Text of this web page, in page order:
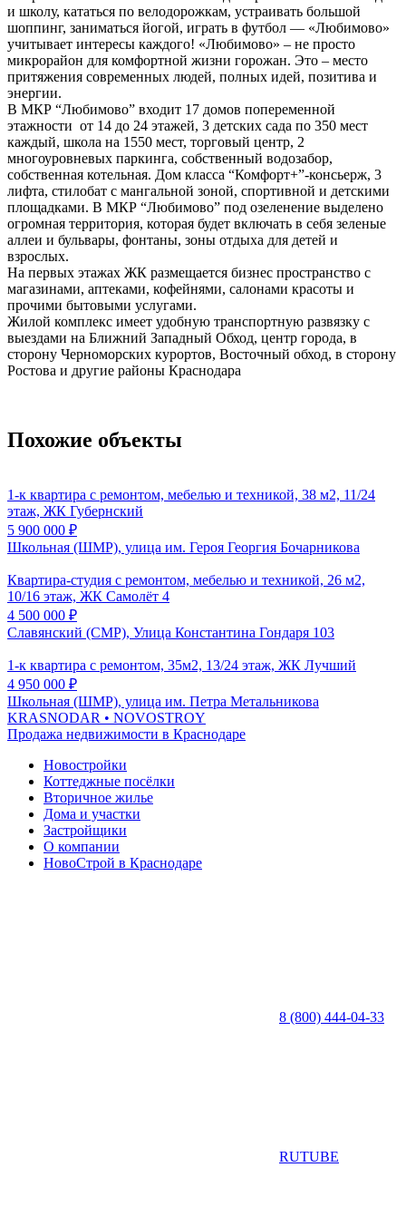
и школу, кататься по велодорожкам, устраивать большой
шоппинг, заниматься йогой, играть в футбол — «Любимово»
учитывает интересы каждого! «Любимово» – не просто
микрорайон для комфортной жизни горожан. Это – место
притяжения современных людей, полных идей, позитива и
энергии.
В МКР “Любимово” входит 17 домов попеременной
этажности от 14 до 24 этажей, 3 детских сада по 350 мест
каждый, школа на 1550 мест, торговый центр, 2
многоуровневых паркинга, собственный водозабор,
собственная котельная. Дом класса “Комфорт+”-консьерж, 3
лифта, стилобат с мангальной зоной, спортивной и детскими
площадками. В МКР “Любимово” под озеленение выделено
огромная территория, которая будет включать в себя зеленые
аллеи и бульвары, фонтаны, зоны отдыха для детей и
взрослых.
На первых этажах ЖК размещается бизнес пространство с
магазинами, аптеками, кофейнями, салонами красоты и
прочими бытовыми услугами.
Жилой комплекс имеет удобную транспортную развязку с
выездами на Ближний Западный Обход, центр города, в
сторону Черноморских курортов, Восточный обход, в сторону
Ростова и другие районы Краснодара
Похожие объекты
1-к квартира с ремонтом, мебелью и техникой, 38 м2, 11/24
этаж, ЖК Губернский
5 900 000 ₽
Школьная (ШМР), улица им. Героя Георгия Бочарникова
Квартира-студия с ремонтом, мебелью и техникой, 26 м2,
10/16 этаж, ЖК Самолёт 4
4 500 000 ₽
Славянский (СМР), Улица Константина Гондаря 103
1-к квартира с ремонтом, 35м2, 13/24 этаж, ЖК Лучший
4 950 000 ₽
Школьная (ШМР), улица им. Петра Метальникова
KRASNODAR • NOVOSTROY
Продажа недвижимости в Краснодаре
Новостройки
Коттеджные посёлки
Вторичное жилье
Дома и участки
Застройщики
О компании
НовоСтрой в Краснодаре
8 (800) 444-04-33
RUTUBE